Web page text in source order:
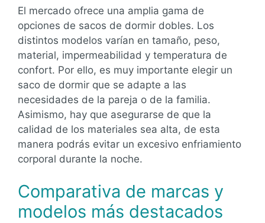
El mercado ofrece una amplia gama de
opciones de sacos de dormir dobles. Los
distintos modelos varían en tamaño, peso,
material, impermeabilidad y temperatura de
confort. Por ello, es muy importante elegir un
saco de dormir que se adapte a las
necesidades de la pareja o de la familia.
Asimismo, hay que asegurarse de que la
calidad de los materiales sea alta, de esta
manera podrás evitar un excesivo enfriamiento
corporal durante la noche.
Comparativa de marcas y
modelos más destacados